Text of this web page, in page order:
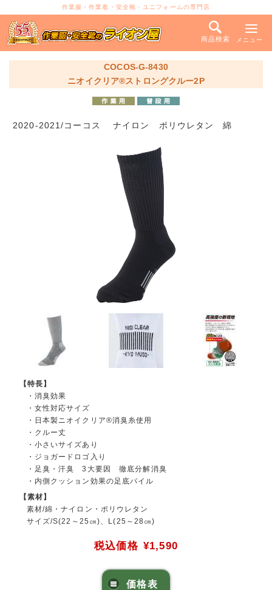
作業服・作業着・安全靴・ユニフォームの専門店
商品検索 メニュー
COCOS-G-8430
ニオイクリア®ストロングクルー2P
2020-2021/コーコス ナイロン ポリウレタン 綿
【特長】
・消臭効果
・女性対応サイズ
・日本製ニオイクリア®消臭糸使用
・クルー丈
・小さいサイズあり
・ジョガードロゴ入り
・足臭・汗臭 3大要因 徹底分解消臭
・内側クッション効果の足底パイル
【素材】
素材/綿・ナイロン・ポリウレタン
サイズ/S(22～25㎝)、L(25～28㎝)
税込価格 ¥1,590
価格表